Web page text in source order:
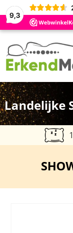
9,3
Landelijke